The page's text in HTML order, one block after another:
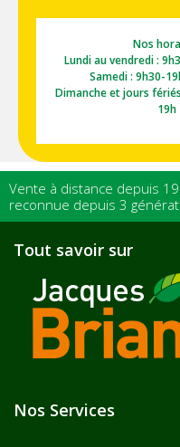
Nos
Lundi au vendredi :
Samedi : 9h30-
Dimanche et jours
19h
Vente à distance depuis
reconnue depuis 3
Tout savoir sur
Nos Services